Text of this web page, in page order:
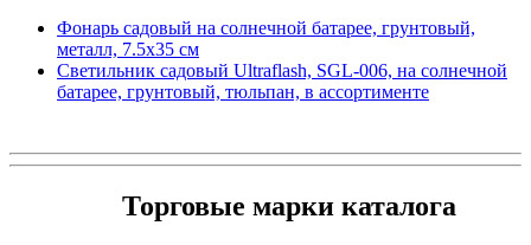
Фонарь садовый на солнечной батарее, грунтовый,
металл, 7.5х35 см
Светильник садовый Ultraflash, SGL-006, на солнечной
батарее, грунтовый, тюльпан, в ассортименте
Торговые марки каталога